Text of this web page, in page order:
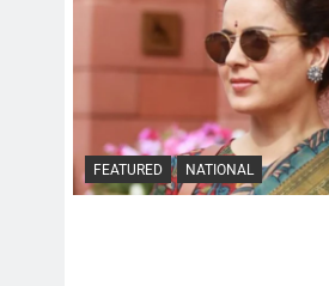
FEATURED NATIONAL